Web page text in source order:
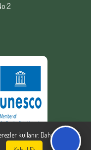
kullanır. Daha fazla bilgi